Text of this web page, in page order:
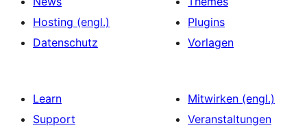
Hosting (engl.)
Datenschutz
Plugins
Vorlagen
Learn
Support
Mitwirken (engl.)
Veranstaltungen